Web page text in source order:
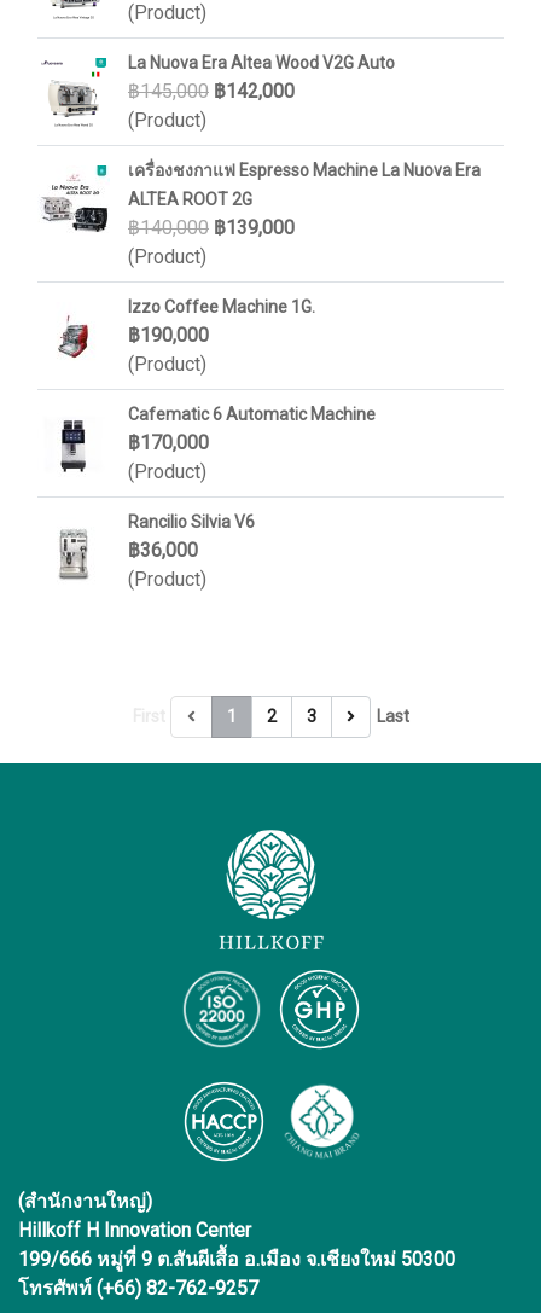
(Product)
La Nuova Era Altea Wood V2G Auto
฿145,000 ฿142,000
(Product)
เครื่องชงกาแฟ Espresso Machine La Nuova Era
ALTEA ROOT 2G
฿140,000 ฿139,000
(Product)
Izzo Coffee Machine 1G.
฿190,000
(Product)
Cafematic 6 Automatic Machine
฿170,000
(Product)
Rancilio Silvia V6
฿36,000
(Product)
1 2 3 Last
(สำนักงานใหญ่)
Hillkoff H Innovation Center
199/666 หมู่ที่ 9 ต.สันผีเสื้อ อ.เมือง จ.เชียงใหม่ 50300
โทรศัพท์ (+66) 82-762-9257